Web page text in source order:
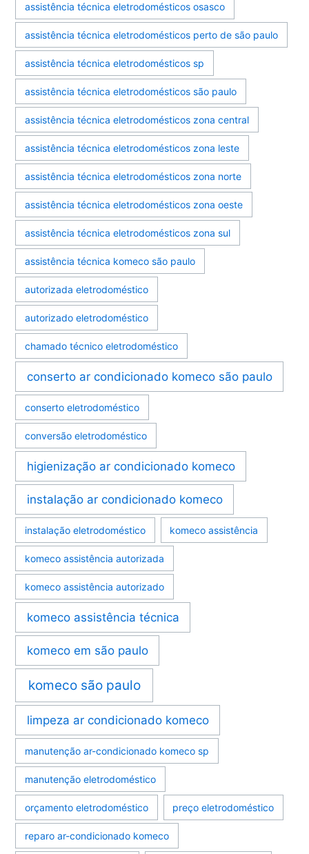
assistência técnica eletrodomésticos osasco
assistência técnica eletrodomésticos perto de são paulo
assistência técnica eletrodomésticos sp
assistência técnica eletrodomésticos são paulo
assistência técnica eletrodomésticos zona central
assistência técnica eletrodomésticos zona leste
assistência técnica eletrodomésticos zona norte
assistência técnica eletrodomésticos zona oeste
assistência técnica eletrodomésticos zona sul
assistência técnica komeco são paulo
autorizada eletrodoméstico
autorizado eletrodoméstico
chamado técnico eletrodoméstico
conserto ar condicionado komeco são paulo
conserto eletrodoméstico
conversão eletrodoméstico
higienização ar condicionado komeco
instalação ar condicionado komeco
instalação eletrodoméstico komeco assistência
komeco assistência autorizada
komeco assistência autorizado
komeco assistência técnica
komeco em são paulo
komeco são paulo
limpeza ar condicionado komeco
manutenção ar-condicionado komeco sp
manutenção eletrodoméstico
orçamento eletrodoméstico preço eletrodoméstico
reparo ar-condicionado komeco